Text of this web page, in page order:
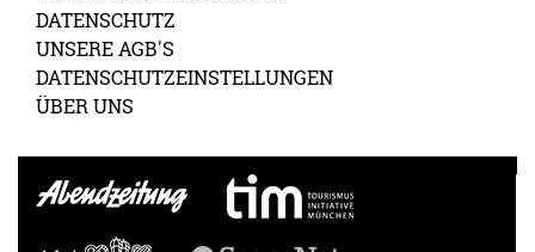
DATENSCHUTZ
UNSERE AGB'S
DATENSCHUTZEINSTELLUNGEN
ÜBER UNS